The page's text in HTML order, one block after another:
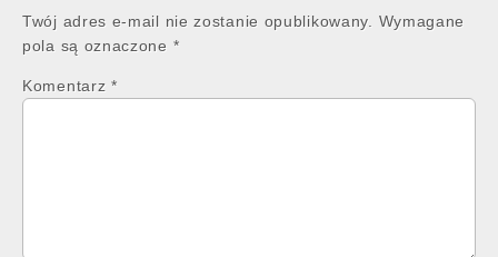
Twój adres e-mail nie zostanie opublikowany.
Wymagane
pola są oznaczone *
Komentarz *